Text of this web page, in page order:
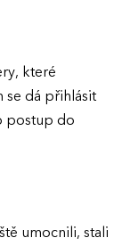
které
se dá přihlásit
postup do
umocnili, stali